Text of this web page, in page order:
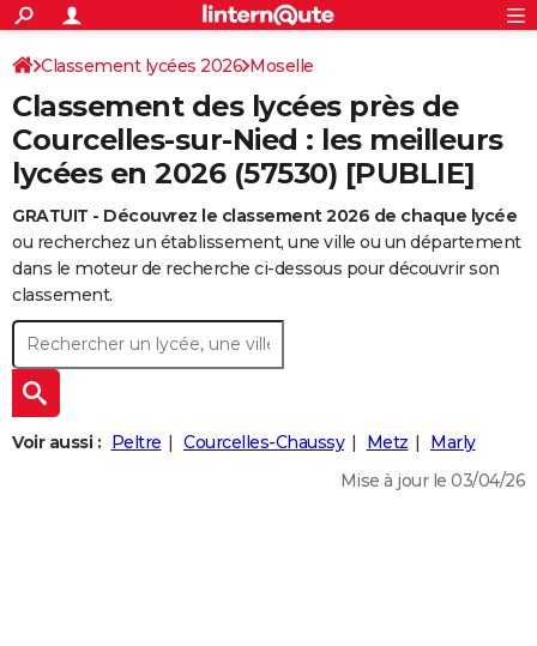
ACTUALITÉS
Politique
Société
Faits Divers
Education
Monde
Villes
+
SPORT
Coupe du monde 2026
Football
Tennis
Cyclisme
Rugby
Forum
Programme TV
TNT
Streaming
Cinéma
Sorties cinéma
Musique
+FINANCE
Retraite
Impôts
Epargne
Immobilier
Risques naturels par ville
Banque
Assurance
Crédit
AUTO
Essais
Réserver un essai
Citadines
Berlines
SUV
Forum auto
+
HIGH-TECH
BRICOLAGE
Forum
Aménagement intérieur
Extérieur
Cuisine
Salle de bains
Jardinage
Rangement
+WEEK-END
Guides de France
Escapades
Patrimoine
Expositions
Musées
Week-end nature
+
LIFESTYLE
S'inscrire
Connexion
Classement lycées 2026 Moselle
Classement des lycées près de
Courcelles-sur-Nied : les meilleurs
lycées en 2026 (57530) [PUBLIE]
GRATUIT - Découvrez le classement 2026 de chaque lycée
ou recherchez un établissement, une ville ou un département
dans le moteur de recherche ci-dessous pour découvrir son
classement.
Voir aussi : Peltre Courcelles-Chaussy Metz
Marly
Mise à jour le 03/04/26